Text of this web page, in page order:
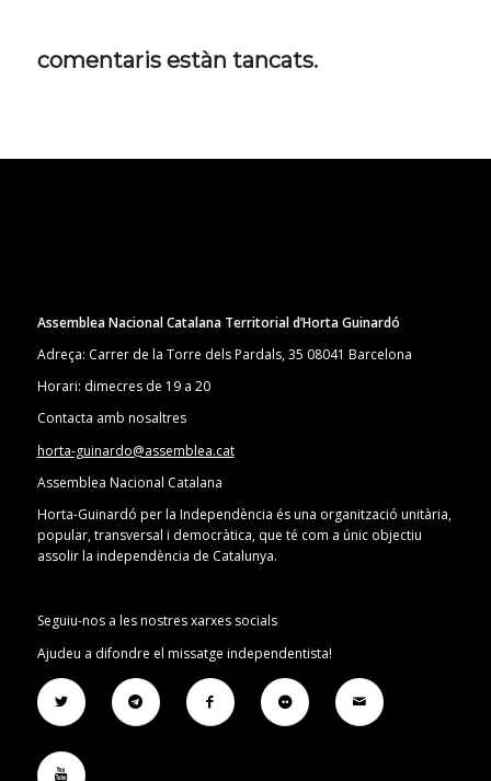
comentaris estàn tancats.
Assemblea Nacional Catalana Territorial d’Horta Guinardó
Adreça: Carrer de la Torre dels Pardals, 35 08041 Barcelona
Horari: dimecres de 19 a 20
Contacta amb nosaltres
horta-guinardo@assemblea.cat
Assemblea Nacional Catalana
Horta-Guinardó per la Independència és una organització unitària,
popular, transversal i democràtica, que té com a únic objectiu
assolir la independència de Catalunya.
Seguiu-nos a les nostres xarxes socials
Ajudeu a difondre el missatge independentista!